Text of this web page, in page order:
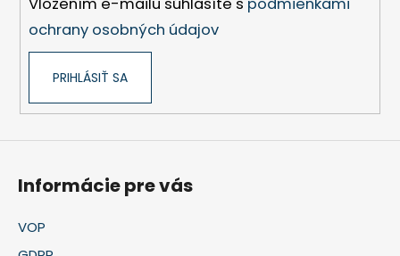
ochrany osobných údajov
PRIHLÁSIŤ SA
Informácie pre vás
VOP